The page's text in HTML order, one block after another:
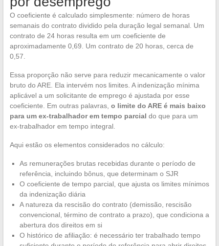
O coeficiente é calculado simplesmente: número de horas
semanais do contrato dividido pela duração legal semanal. Um
contrato de 24 horas resulta em um coeficiente de
aproximadamente 0,69. Um contrato de 20 horas, cerca de
0,57.
Essa proporção não serve para reduzir mecanicamente o valor
bruto do ARE. Ela intervém nos limites. A indenização mínima
aplicável a um solicitante de emprego é ajustada por esse
coeficiente. Em outras palavras, o limite do ARE é mais baixo
para um ex-trabalhador em tempo parcial do que para um
ex-trabalhador em tempo integral.
Aqui estão os elementos considerados no cálculo:
As remunerações brutas recebidas durante o período de
referência, incluindo bônus, que determinam o SJR
O coeficiente de tempo parcial, que ajusta os limites mínimos
da indenização diária
A natureza da rescisão do contrato (demissão, rescisão
convencional, término de contrato a prazo), que condiciona a
abertura dos direitos em si
O histórico de afiliação: é necessário ter trabalhado tempo